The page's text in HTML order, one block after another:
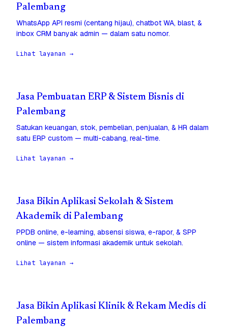
Palembang
WhatsApp API resmi (centang hijau), chatbot WA, blast, &
inbox CRM banyak admin — dalam satu nomor.
Lihat layanan →
Jasa Pembuatan ERP & Sistem Bisnis di
Palembang
Satukan keuangan, stok, pembelian, penjualan, & HR dalam
satu ERP custom — multi-cabang, real-time.
Lihat layanan →
Jasa Bikin Aplikasi Sekolah & Sistem
Akademik di Palembang
PPDB online, e-learning, absensi siswa, e-rapor, & SPP
online — sistem informasi akademik untuk sekolah.
Lihat layanan →
Jasa Bikin Aplikasi Klinik & Rekam Medis di
Palembang